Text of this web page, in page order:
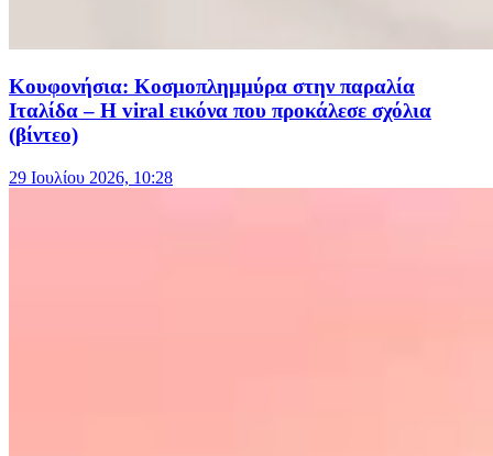
Κουφονήσια: Κοσμοπλημμύρα στην παραλία
Ιταλίδα – Η viral εικόνα που προκάλεσε σχόλια
(βίντεο)
29 Ιουλίου 2026, 10:28